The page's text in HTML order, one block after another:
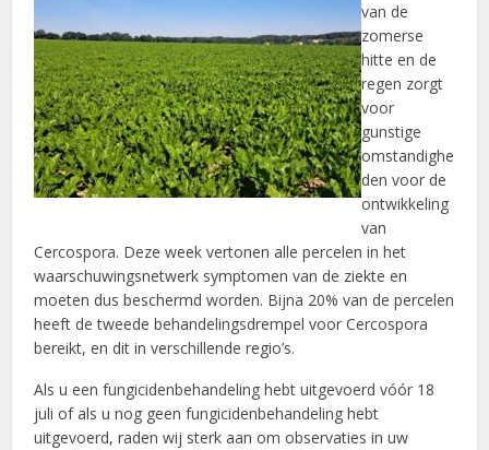
van de
zomerse
hitte en de
regen zorgt
voor
gunstige
omstandighe
den voor de
ontwikkeling
van
Cercospora. Deze week vertonen alle percelen in het
waarschuwingsnetwerk symptomen van de ziekte en
moeten dus beschermd worden. Bijna 20% van de percelen
heeft de tweede behandelingsdrempel voor Cercospora
bereikt, en dit in verschillende regio’s.
Als u een fungicidenbehandeling hebt uitgevoerd vóór 18
juli of als u nog geen fungicidenbehandeling hebt
uitgevoerd, raden wij sterk aan om observaties in uw